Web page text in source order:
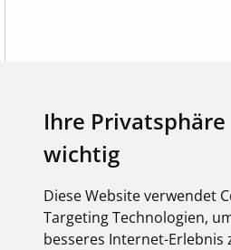
Ihre
wichtig
Diese Website verwendet
Targeting Technologien,
besseres Internet-Erlebnis